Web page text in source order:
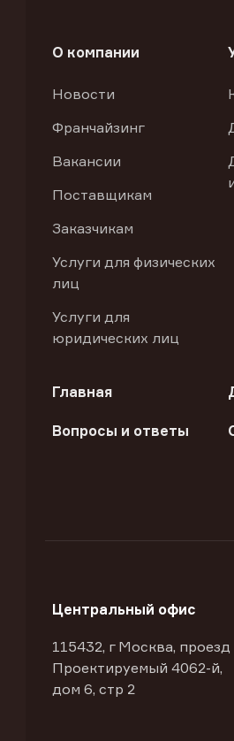
О компании
Новости
Франчайзинг
Вакансии
Поставщикам
Заказчикам
Услуги для физических
лиц
Услуги для
юридических лиц
Главная
Вопросы и ответы
Центральный офис
115432, г Москва, проезд
Проектируемый 4062-й,
дом 6, стр 2